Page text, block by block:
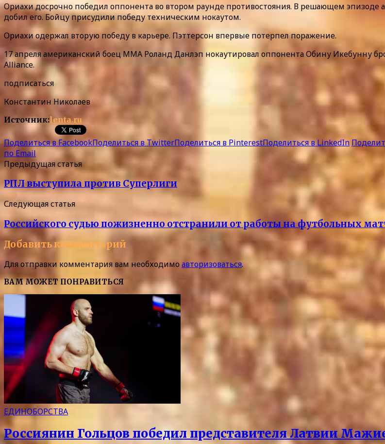
Ориахи досрочно победил оппонента во втором раунде противостояния. В решающем эпизоде
добил его. Бойцу присудили победу техническим нокаутом.
Ориахи одержал вторую победу в карьере. Пэттерсон впервые потерпел поражение.
17 апреля американский боец MMA Роланд Данлэп нокаутировал оппонента Обину Икебунну
Alliance.
подписаться
Константин Николаев
Источник:lenta.ru
Поделиться в FacebookПоделиться в TwitterПоделиться в PinterestПоделиться в LinkedIn
по Email
Предыдущая статья
РПЛ выступила против Суперлиги
Следующая статья
Российского судью пожизненно отстранили от работы на футбольных
Добавить комментарий
Для отправки комментария вам необходимоавторизоваться.
ВАМ МОЖЕТ ПОНРАВИТЬСЯ
ЕДИНОБОРСТВА
Россиянин Гольцов победил представителя Латвии